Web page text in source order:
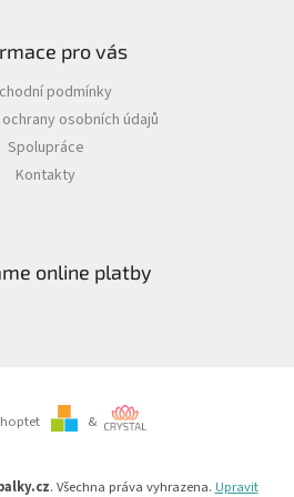
pro vás
podmínky
osobních údajů
Spolupráce
Kontakty
online platby
&
. Všechna práva vyhrazena. Upravit